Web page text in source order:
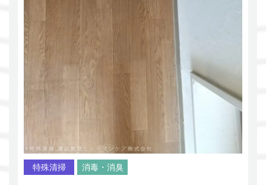
特殊清掃 消毒・消臭